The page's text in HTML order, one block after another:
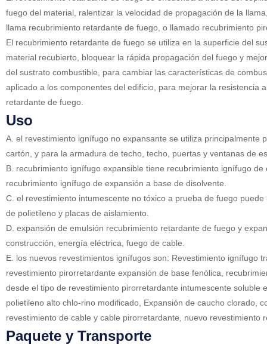
fuego del material, ralentizar la velocidad de propagación de la
llama recubrimiento retardante de fuego, o llamado recubrimiento
El recubrimiento retardante de fuego se utiliza en la superficie del
material recubierto, bloquear la rápida propagación del fuego y
del sustrato combustible, para cambiar las características de
aplicado a los componentes del edificio, para mejorar la resistencia
retardante de fuego.
Uso
A. el revestimiento ignífugo no expansante se utiliza
cartón, y para la armadura de techo, techo, puertas y ventanas de
B. recubrimiento ignífugo expansible tiene recubrimiento ignífugo
recubrimiento ignífugo de expansión a base de disolvente.
C. el revestimiento intumescente no tóxico a prueba de fuego
de polietileno y placas de aislamiento.
D. expansión de emulsión recubrimiento retardante de fuego y
construcción, energía eléctrica, fuego de cable.
E. los nuevos revestimientos ignífugos son: Revestimiento ignífugo
revestimiento pirorretardante expansión de base fenólica,
desde el tipo de revestimiento pirorretardante intumescente
polietileno alto chlo-rino modificado, Expansión de caucho clorado,
revestimiento de cable y cable pirorretardante, nuevo
Paquete y Transporte